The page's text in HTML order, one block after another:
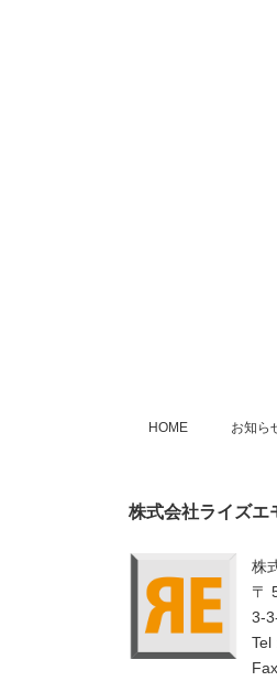
HOME お知ら
株式会社ライズエ
株
〒
3-
Tel